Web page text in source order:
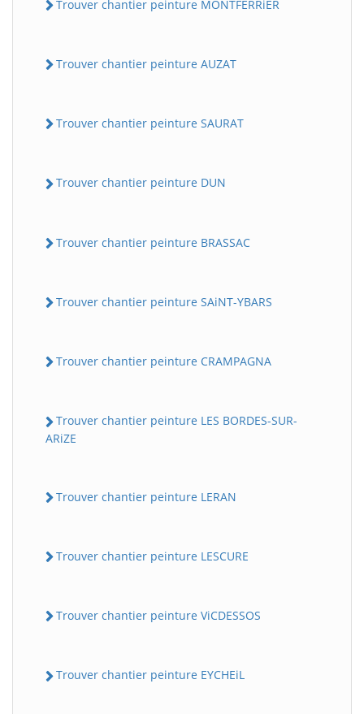
Trouver chantier peinture MONTFERRiER
Trouver chantier peinture AUZAT
Trouver chantier peinture SAURAT
Trouver chantier peinture DUN
Trouver chantier peinture BRASSAC
Trouver chantier peinture SAiNT-YBARS
Trouver chantier peinture CRAMPAGNA
Trouver chantier peinture LES BORDES-SUR-
ARiZE
Trouver chantier peinture LERAN
Trouver chantier peinture LESCURE
Trouver chantier peinture ViCDESSOS
Trouver chantier peinture EYCHEiL